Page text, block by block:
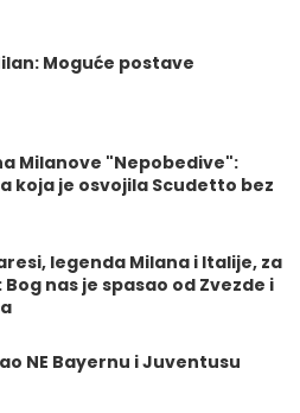
Moguće postave
Milanove "Nepobedive":
koja je osvojila Scudetto bez
legenda Milana i Italije, za
nas je spasao od Zvezde i
NE Bayernu i Juventusu